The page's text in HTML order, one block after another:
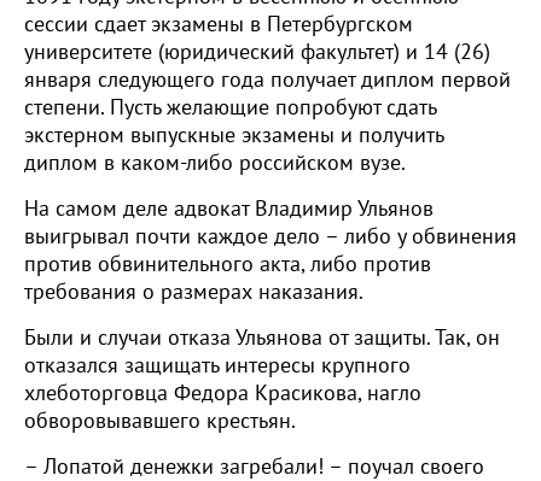
сессии сдает экзамены в Петербургском
университете (юридический факультет) и 14 (26)
января следующего года получает диплом первой
степени. Пусть желающие попробуют сдать
экстерном выпускные экзамены и получить
диплом в каком-либо российском вузе.
На самом деле адвокат Владимир Ульянов
выигрывал почти каждое дело – либо у обвинения
против обвинительного акта, либо против
требования о размерах наказания.
Были и случаи отказа Ульянова от защиты. Так, он
отказался защищать интересы крупного
хлеботорговца Федора Красикова, нагло
обворовывавшего крестьян.
– Лопатой денежки загребали! – поучал своего